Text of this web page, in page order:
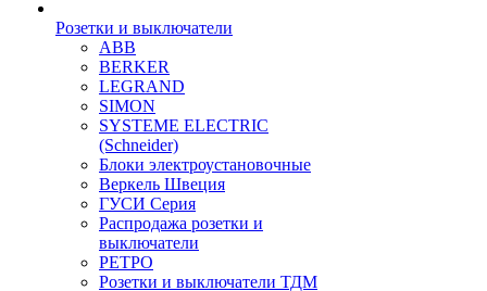
Розетки и выключатели
ABB
BERKER
LEGRAND
SIMON
SYSTEME ELECTRIC
(Schneider)
Блоки электроустановочные
Веркель Швеция
ГУСИ Серия
Распродажа розетки и
выключатели
РЕТРО
Розетки и выключатели ТДМ